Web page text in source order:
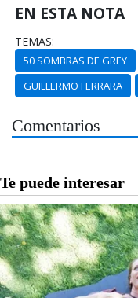
EN ESTA NOTA
TEMAS:
50 SOMBRAS DE GREY
GUILLERMO FERRARA
Comentarios